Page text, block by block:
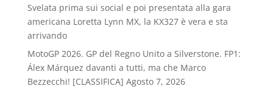
Svelata prima sui social e poi presentata alla gara
americana Loretta Lynn MX, la KX327 è vera e sta
arrivando
MotoGP 2026. GP del Regno Unito a Silverstone. FP1:
Álex Márquez davanti a tutti, ma che Marco
Bezzecchi! [CLASSIFICA] Agosto 7, 2026